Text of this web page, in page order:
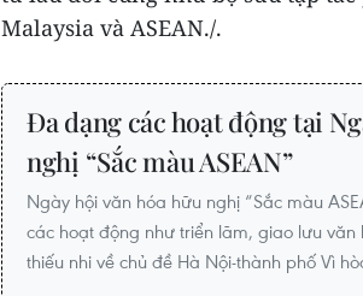
Malaysia và ASEAN./.
Đa dạng các hoạt động tại
nghị “Sắc màu ASEAN”
Ngày hội văn hóa hữu nghị “Sắc màu
các hoạt động như triển lãm, giao lưu văn
thiếu nhi về chủ đề Hà Nội-thành phố Vì